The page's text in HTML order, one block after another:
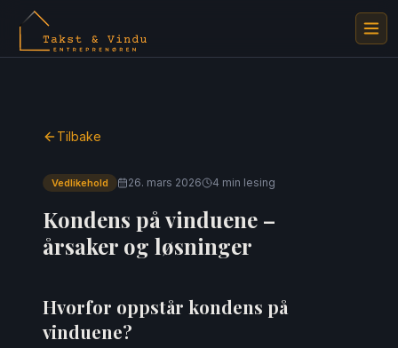
Tilbake
Vedlikehold 26. mars 2026 4 min lesing
Kondens på vinduene –
årsaker og løsninger
Hvorfor oppstår kondens på
vinduene?